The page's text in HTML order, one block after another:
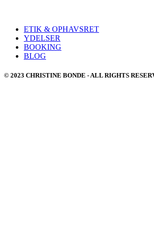
ETIK & OPHAVSRET
YDELSER
BOOKING
BLOG
© 2023 CHRISTINE BONDE - ALL RIGHTS